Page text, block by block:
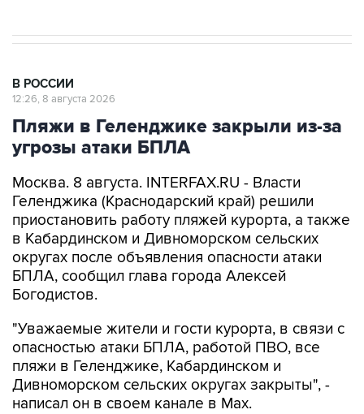
В РОССИИ
12:26, 8 августа 2026
Пляжи в Геленджике закрыли из-за
угрозы атаки БПЛА
Москва. 8 августа. INTERFAX.RU - Власти
Геленджика (Краснодарский край) решили
приостановить работу пляжей курорта, а также
в Кабардинском и Дивноморском сельских
округах после объявления опасности атаки
БПЛА, сообщил глава города Алексей
Богодистов.
"Уважаемые жители и гости курорта, в связи с
опасностью атаки БПЛА, работой ПВО, все
пляжи в Геленджике, Кабардинском и
Дивноморском сельских округах закрыты", -
написал он в своем канале в Max.